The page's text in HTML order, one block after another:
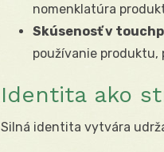
nomenklatúra
Skúsenosť v
používanie produktu,
Identita ako
Silná identita vytvára